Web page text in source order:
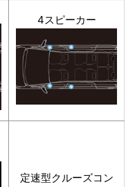
4スピーカー
定速型クルーズコン